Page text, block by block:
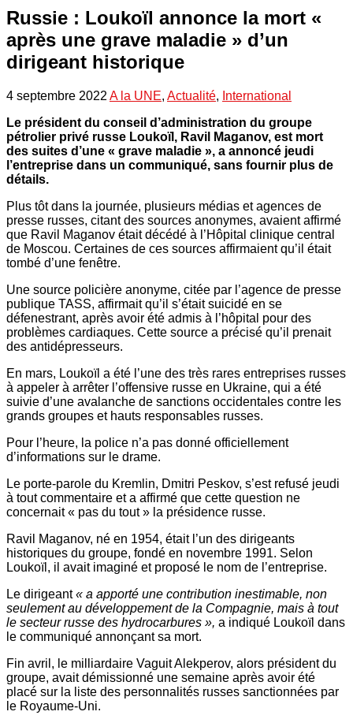
Russie : Loukoïl annonce la mort «
après une grave maladie » d’un
dirigeant historique
4 septembre 2022 A la UNE, Actualité, International
Le président du conseil d’administration du groupe
pétrolier privé russe Loukoïl, Ravil Maganov, est mort
des suites d’une « grave maladie », a annoncé jeudi
l’entreprise dans un communiqué, sans fournir plus de
détails.
Plus tôt dans la journée, plusieurs médias et agences de
presse russes, citant des sources anonymes, avaient affirmé
que Ravil Maganov était décédé à l’Hôpital clinique central
de Moscou. Certaines de ces sources affirmaient qu’il était
tombé d’une fenêtre.
Une source policière anonyme, citée par l’agence de presse
publique TASS, affirmait qu’il s’était suicidé en se
défenestrant, après avoir été admis à l’hôpital pour des
problèmes cardiaques. Cette source a précisé qu’il prenait
des antidépresseurs.
En mars, Loukoïl a été l’une des très rares entreprises russes
à appeler à arrêter l’offensive russe en Ukraine, qui a été
suivie d’une avalanche de sanctions occidentales contre les
grands groupes et hauts responsables russes.
Pour l’heure, la police n’a pas donné officiellement
d’informations sur le drame.
Le porte-parole du Kremlin, Dmitri Peskov, s’est refusé jeudi
à tout commentaire et a affirmé que cette question ne
concernait « pas du tout » la présidence russe.
Ravil Maganov, né en 1954, était l’un des dirigeants
historiques du groupe, fondé en novembre 1991. Selon
Loukoïl, il avait imaginé et proposé le nom de l’entreprise.
Le dirigeant« a apporté une contribution inestimable, non
seulement au développement de la Compagnie, mais à tout
le secteur russe des hydrocarbures », a indiqué Loukoïl dans
le communiqué annonçant sa mort.
Fin avril, le milliardaire Vaguit Alekperov, alors président du
groupe, avait démissionné une semaine après avoir été
placé sur la liste des personnalités russes sanctionnées par
le Royaume-Uni.